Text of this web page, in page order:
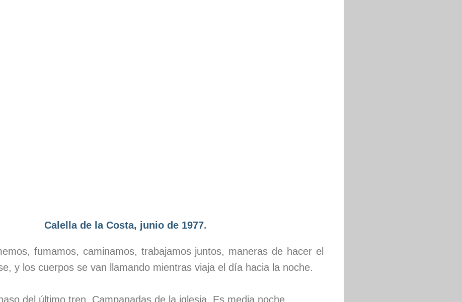
Calella de la Costa, junio de 1977.
fumamos, caminamos, trabajamos juntos, maneras de hacer el
y los cuerpos se van llamando mientras viaja el día hacia la noche.
del último tren. Campanadas de la iglesia. Es media noche.